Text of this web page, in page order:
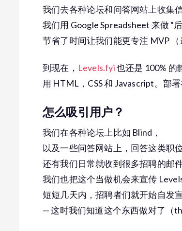
我们去各种论坛和问答网站上收集
我们用 Google Spreadsheet 来做 “
节省了时间让我们能更专注 MVP
到现在， Levels.fyi也还是 100% 的
用 HTML，CSS 和 Javascript。部
怎么吸引用户？
我们在各种论坛上比如 Blind，
以及一些问答网站上，回答这类职
还有我们日常就收到很多招聘的邮
我们也把这个当做机会来宣传
短短几天内，招聘者们就开始自发
— 这时我们知道这个东西做对了（